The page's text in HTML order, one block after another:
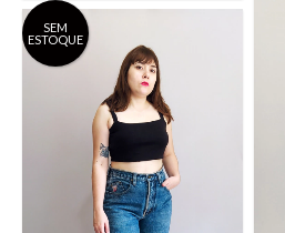
SEM
ESTOQUE